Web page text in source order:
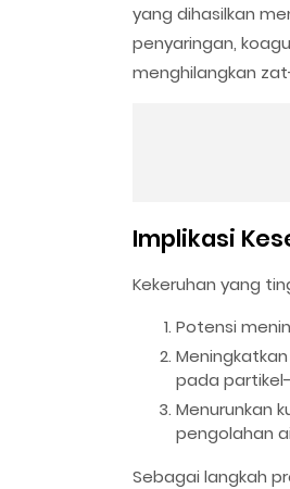
yang dihasilkan
penyaringan,
menghilangkan
Implikasi
Kekeruhan yang
Potensi
pada
Menurunkan
pengolahan
Sebagai langkah